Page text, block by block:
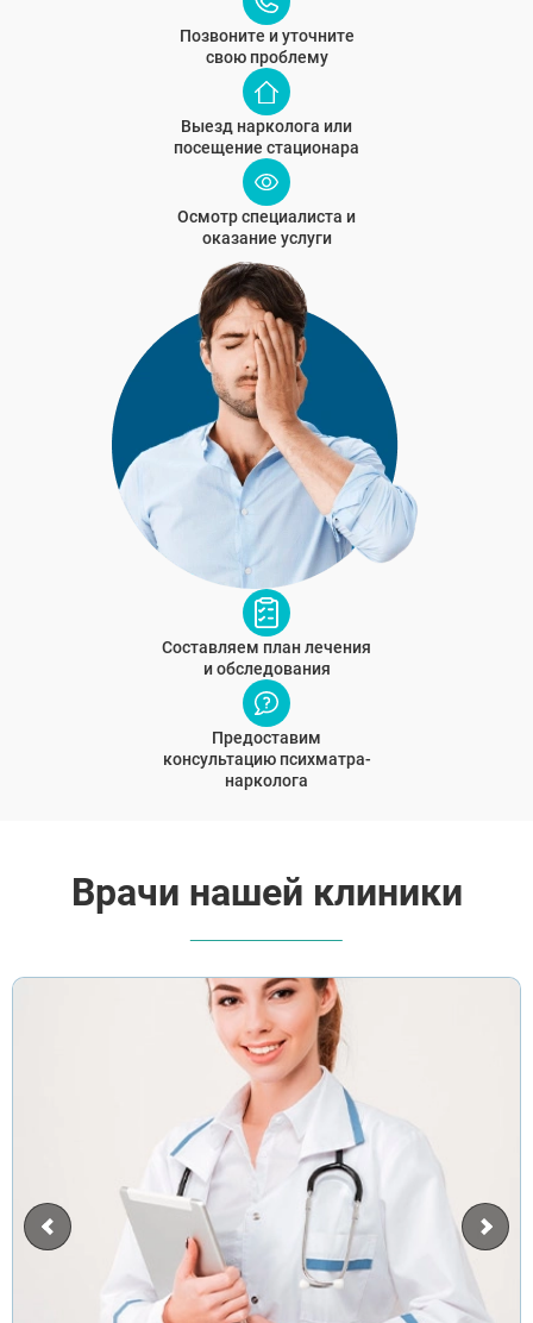
Позвоните и уточните
свою проблему
Выезд нарколога или
посещение стационара
Осмотр специалиста и
оказание услуги
Составляем план лечения
и обследования
Предоставим
консультацию психматра-
нарколога
Врачи нашей клиники